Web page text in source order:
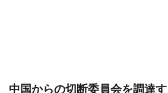
中国からの切断委員会を調達